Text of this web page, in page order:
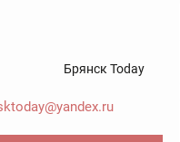
Брянск Today